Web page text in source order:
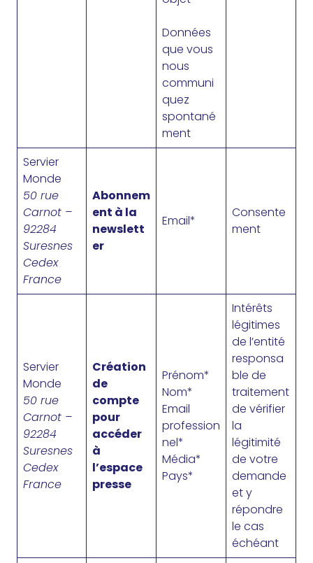
Données
que vous
nous
communi
quez
spontané
ment
Servier
Monde
50 rue
Carnot –
92284
Suresnes
Cedex
France
Abonnem
ent à la
newslett
er
Email*
Consente
ment
Servier
Monde
50 rue
Carnot –
92284
Suresnes
Cedex
France
Création
de
compte
pour
accéder
à
l’espace
presse
Prénom*
Nom*
Email
profession
nel*
Média*
Pays*
Intérêts
légitimes
de l’entité
responsa
ble de
traitement
de vérifier
la
légitimité
de votre
demande
et y
répondre
le cas
échéant